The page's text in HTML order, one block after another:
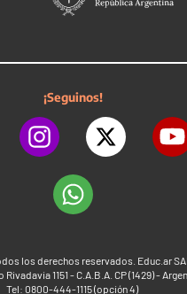
¡Seguinos!
los derechos reservados. Educ.ar
1151 - C.A.B.A. CP (1429) -
Tel: 0800-444-1115 (opción 4)